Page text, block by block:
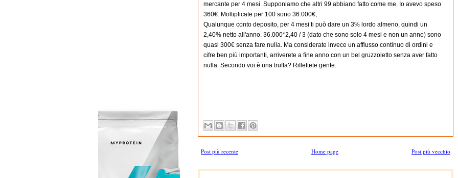
mercante per 4 mesi. Supponiamo che altri 99 abbiano fatto come me. Io avevo speso
360€. Moltiplicate per 100 sono 36.000€,
Qualunque conto deposito, per 4 mesi ti può dare un 3% lordo almeno, quindi un
2,40% netto all'anno. 36.000*2,40 / 3 (dato che sono solo 4 mesi e non un anno) sono
quasi 300€ senza fare nulla. Ma considerate invece un afflusso continuo di ordini e
cifre ben più importanti, arriverete a fine anno con un bel gruzzoletto senza aver fatto
nulla. Secondo voi è una truffa? Riflettete gente.
Post più recente Post più vecchio
Home page